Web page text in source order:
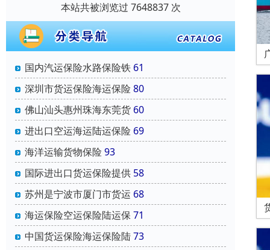
本站共被浏览过 7648837 次
国内汽运保险水路保险铁 61
深圳市货运保险海运保险 80
佛山汕头惠州珠海东莞货 60
进出口空运海运陆运保险 69
海洋运输货物保险 93
国际进出口货运保险提供 58
苏州是宁波市厦门市货运 68
海运保险空运保险陆运保 71
中国货运保险海运保险陆73